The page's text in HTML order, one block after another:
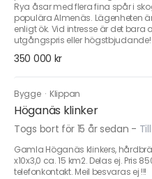
Rya åsar med flera fina spår i
populära Almenäs. Lägenheten
enligt ök. Vid intresse är det bara
utgångspris eller högstbjudande!
350 000 kr
Bygge · Klippan
Höganäs klinker
Togs bort för 15 år sedan -
Gamla Höganäs klinkers,
x10x3,0 ca. 15 km2. Delas ej. Pris
telefonkontakt. Meil besvaras ej !!!